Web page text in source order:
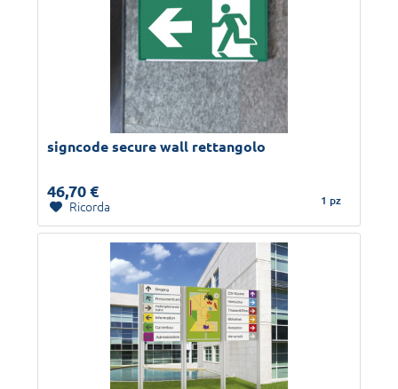
signcode secure wall rettangolo
46,70 € 1 pz
Ricorda